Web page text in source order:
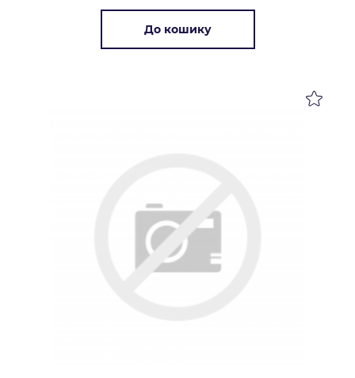
До кошику